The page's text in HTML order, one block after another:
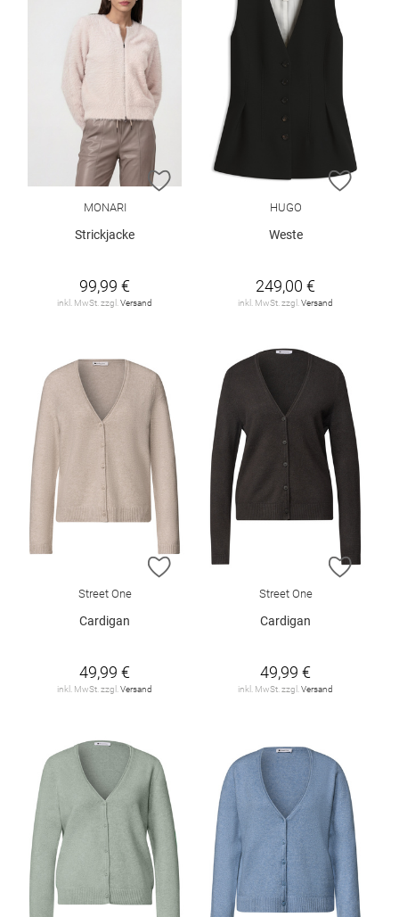
ZUR WUNSCHLISTE HINZUFÜGEN
MONARI
Strickjacke
99,99 €
inkl. MwSt. zzgl. Versand
ZUR
HUGO
Weste
249,00 €
inkl. MwSt. zzgl. Versand
ZUR WUNSCHLISTE HINZUFÜGEN
Street One
Cardigan
49,99 €
inkl. MwSt. zzgl. Versand
ZUR
Street One
Cardigan
49,99 €
inkl. MwSt. zzgl. Versand